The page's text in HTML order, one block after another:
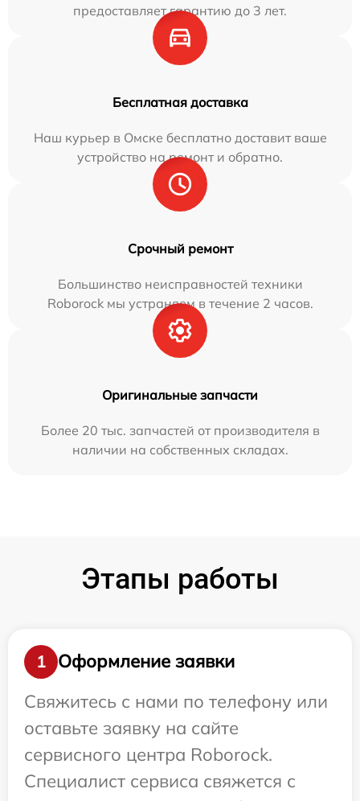
предоставляет гарантию до 3 лет.
Бесплатная доставка
Наш курьер в Омске бесплатно доставит ваше
устройство на ремонт и обратно.
Срочный ремонт
Большинство неисправностей техники
Roborock мы устраняем в течение 2 часов.
Оригинальные запчасти
Более 20 тыс. запчастей от производителя в
наличии на собственных складах.
Этапы работы
1
Оформление заявки
Свяжитесь с нами по телефону или
оставьте заявку на сайте
сервисного центра Roborock.
Специалист сервиса свяжется с